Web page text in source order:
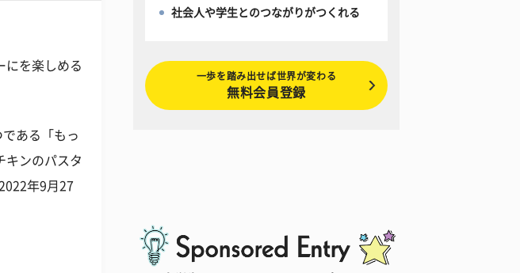
にを楽しめる
ある「もっ
キンのパスタ
年9月27
社会人や学生とのつながりがつくれる
一歩を踏み出せば世界が変わる
無料会員登録